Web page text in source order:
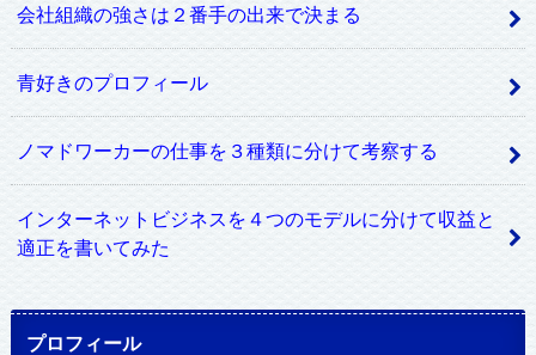
会社組織の強さは２番手の出来で決まる
青好きのプロフィール
ノマドワーカーの仕事を３種類に分けて考察する
インターネットビジネスを４つのモデルに分けて収益と
適正を書いてみた
プロフィール